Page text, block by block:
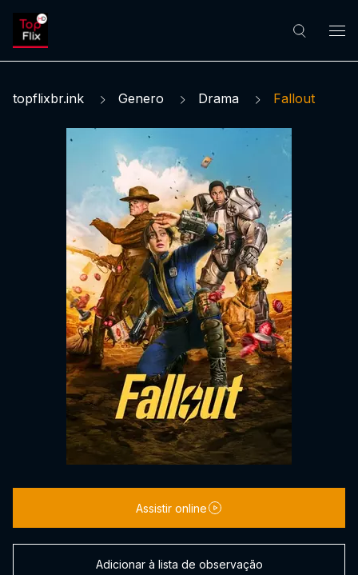
topflixbr.ink Genero Drama Fallout
Assistir online
Adicionar à lista de observação